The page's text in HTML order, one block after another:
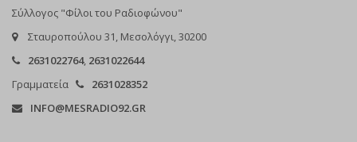
Σύλλογος "Φίλοι του Ραδιοφώνου"
Σταυροπούλου 31, Μεσολόγγι, 30200
2631022764, 2631022644
Γραμματεία
2631028352
INFO@MESRADIO92.GR